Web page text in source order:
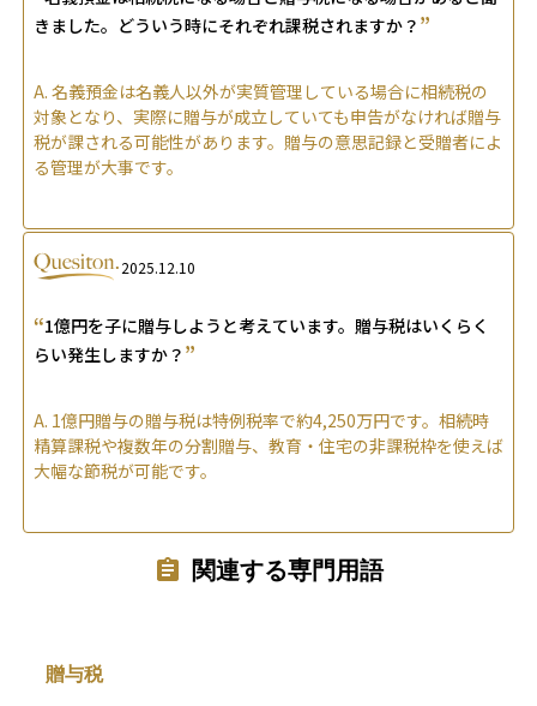
きました。どういう時にそれぞれ課税されますか？ ”
A. 名義預金は名義人以外が実質管理している場合に相続税の
対象となり、実際に贈与が成立していても申告がなければ贈与
税が課される可能性があります。贈与の意思記録と受贈者によ
る管理が大事です。
2025.12.10
“1億円を子に贈与しようと考えています。贈与税はいくらく
らい発生しますか？ ”
A. 1億円贈与の贈与税は特例税率で約4,250万円です。相続時
精算課税や複数年の分割贈与、教育・住宅の非課税枠を使えば
大幅な節税が可能です。
関連する専門用語
贈与税